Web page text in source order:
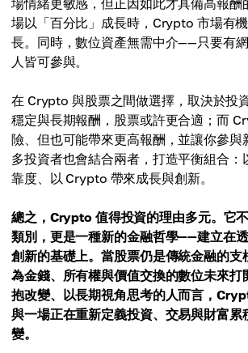
場情緒更敏感，但正因如此才具備高報酬
場以「百分比」成長時，Crypto 市場有
長。同時，數位資產無需中介——只要有
人皆可參與。
在 Crypto 與股票之間做選擇，取決於投
穩定與長期報酬，股票或許更合適；而
險、但也可能帶來更高報酬，並讓你參與
多投資者也會結合兩者，打造平衡組合：
靠度、以 Crypto 帶來成長與創新。
總之，Crypto 值得投資的理由多元。它
類別，更是一種新的金融哲學——建立在
創新的基礎上。當股票仍是傳統金融的支
為金錢、所有權與價值交換的數位未來打
抱改變、以長期視角思考的人而言，
與一場正在重新定義投資、交易與財富累
變。